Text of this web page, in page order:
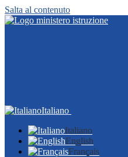
Salta al contenuto
Italiano
Italiano
English
Français